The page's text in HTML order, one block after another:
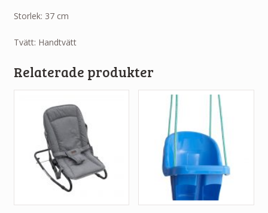
Storlek: 37 cm
Tvätt: Handtvätt
Relaterade produkter